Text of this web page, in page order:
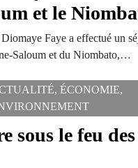
et le
Faye a effectué un
Saloum et du Niombato,…
, ÉCONOMIE,
sous le feu des